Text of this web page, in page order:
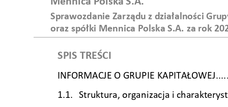
Sprawozdanie Zarządu z działalności
oraz spółki Mennica Polska S.A. za rok 20
SPIS TREŚCI
INFORMACJE O GRUPIE KAPITAŁOWEJ
1.1.
Struktura, organizacja i